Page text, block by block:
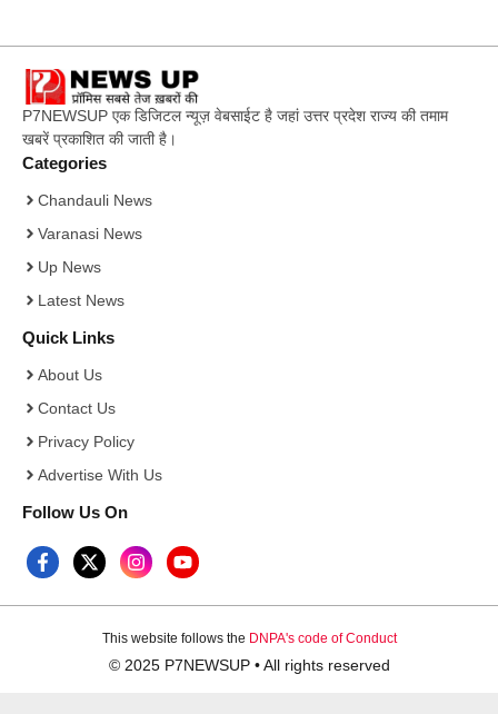
P7NEWSUP एक डिजिटल न्यूज़ वेबसाईट है जहां उत्तर प्रदेश राज्य की तमाम
खबरें प्रकाशित की जाती है।
Categories
Chandauli News
Varanasi News
Up News
Latest News
Quick Links
About Us
Contact Us
Privacy Policy
Advertise With Us
Follow Us On
This website follows the DNPA's code of Conduct
© 2025 P7NEWSUP • All rights reserved